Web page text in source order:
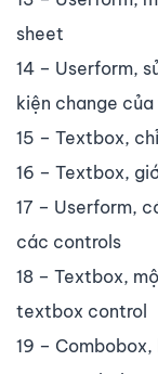
sheet
14 – Userform,
kiện change
15 – Textbox,
16 – Textbox,
17 – Userform,
các controls
18 – Textbox,
textbox control
19 –